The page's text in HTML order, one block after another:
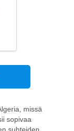
missä
sopivaa